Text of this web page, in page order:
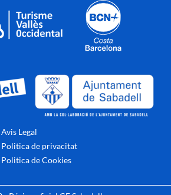
Avis Legal
Politica de privacitat
Politica de Cookies